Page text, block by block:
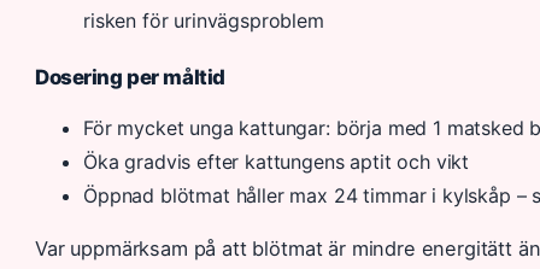
risken för urinvägsproblem
Dosering per måltid
För mycket unga kattungar: börja med 1 matsked
Öka gradvis efter kattungens aptit och vikt
Öppnad blötmat håller max 24 timmar i kylskåp –
Var uppmärksam på att blötmat är mindre energitätt